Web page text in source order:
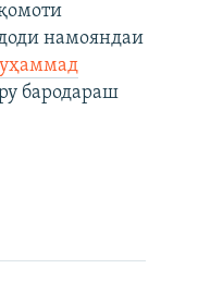
намояндаи
бародараш